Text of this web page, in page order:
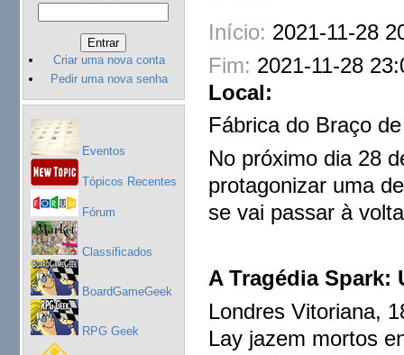
Criar uma nova conta
Pedir uma nova senha
Eventos
Tópicos Recentes
Fórum
Classificados
BoardGameGeek
RPG Geek
Início: 2021-11-28
Fim: 2021-11-28
Local:
Fábrica do Braço
No próximo dia 28
protagonizar uma
se vai passar à
A Tragédia Spark:
Londres Vitoriana,
Lay jazem mortos